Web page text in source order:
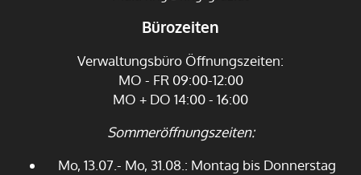
Bürozeiten
Verwaltungsbüro Öffnungszeiten:
MO - FR 09:00-12:00
MO + DO 14:00 - 16:00
Sommeröffnungszeiten:
Mo, 13.07.- Mo, 31.08.: Montag bis Donnerstag